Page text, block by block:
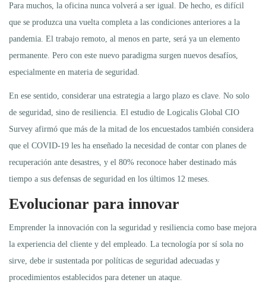
Para muchos, la oficina nunca volverá a ser igual. De hecho, es difícil
que se produzca una vuelta completa a las condiciones anteriores a la
pandemia. El trabajo remoto, al menos en parte, será ya un elemento
permanente. Pero con este nuevo paradigma surgen nuevos desafíos,
especialmente en materia de seguridad.
En ese sentido, considerar una estrategia a largo plazo es clave. No solo
de seguridad, sino de resiliencia. El estudio de Logicalis Global CIO
Survey afirmó que más de la mitad de los encuestados también considera
que el COVID-19 les ha enseñado la necesidad de contar con planes de
recuperación ante desastres, y el 80% reconoce haber destinado más
tiempo a sus defensas de seguridad en los últimos 12 meses.
Evolucionar para innovar
Emprender la innovación con la seguridad y resiliencia como base mejora
la experiencia del cliente y del empleado. La tecnología por sí sola no
sirve, debe ir sustentada por políticas de seguridad adecuadas y
procedimientos establecidos para detener un ataque.